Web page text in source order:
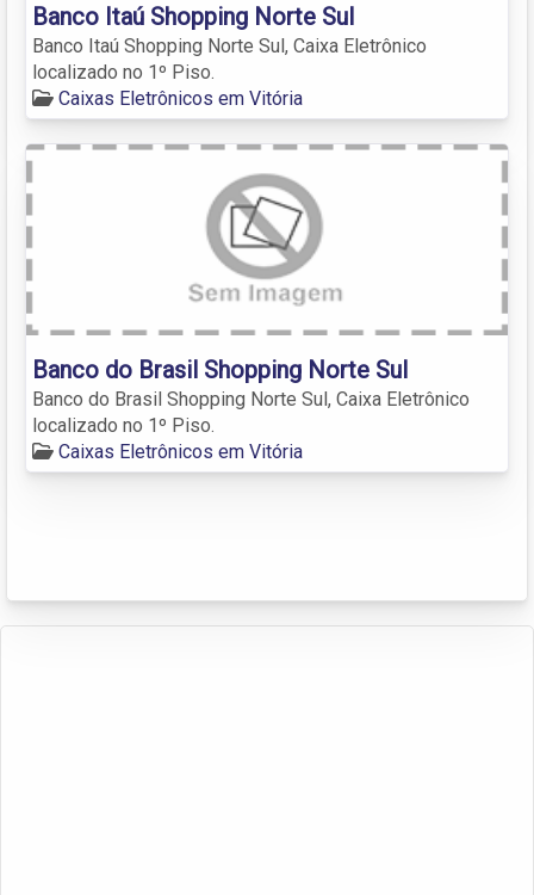
Banco Itaú Shopping Norte Sul
Banco Itaú Shopping Norte Sul, Caixa Eletrônico
localizado no 1º Piso.
Caixas Eletrônicos em Vitória
Banco do Brasil Shopping Norte Sul
Banco do Brasil Shopping Norte Sul, Caixa Eletrônico
localizado no 1º Piso.
Caixas Eletrônicos em Vitória